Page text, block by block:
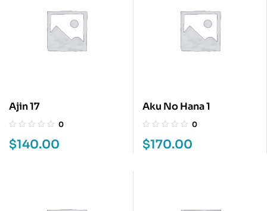
Ajin 17
0
$140.00
Aku No Hana 1
0
$170.00